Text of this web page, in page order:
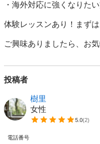
・海外対応に強くなりた
体験レッスンあり！まず
ご興味ありましたら、お
投稿者
樹里
女性
5.0(2)
電話番号